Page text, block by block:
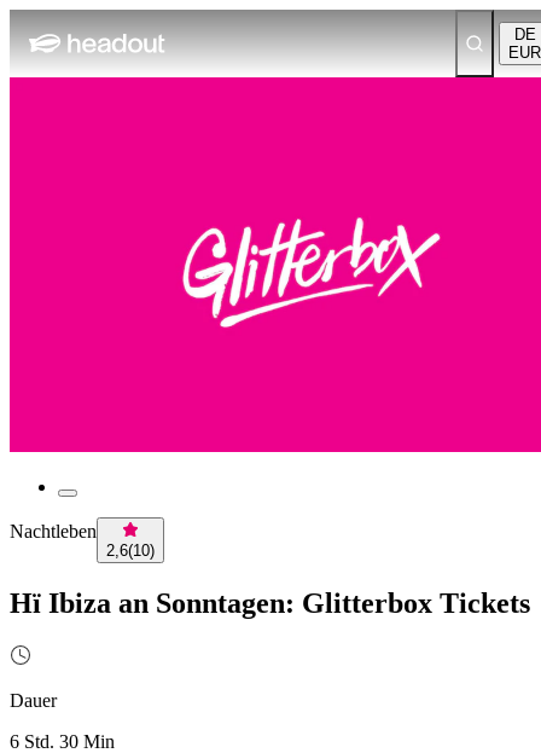
DE
EUR
Nachtleben
2,6(10)
Hï Ibiza an Sonntagen: Glitterbox Tickets
Dauer
6 Std. 30 Min